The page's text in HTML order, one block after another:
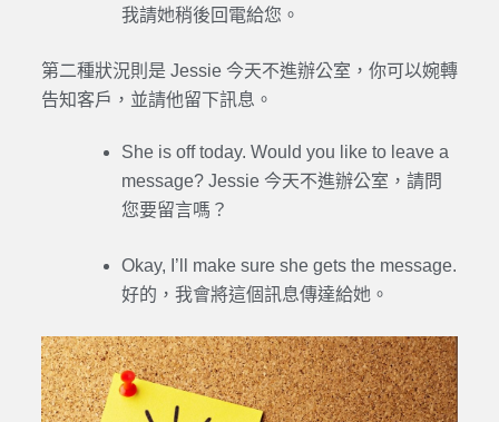
我請她稍後回電給您。
第二種狀況則是 Jessie 今天不進辦公室，你可以婉轉
告知客戶，並請他留下訊息。
She is off today. Would you like to leave a
message? Jessie 今天不進辦公室，請問
您要留言嗎？
Okay, I’ll make sure she gets the message.
好的，我會將這個訊息傳達給她。